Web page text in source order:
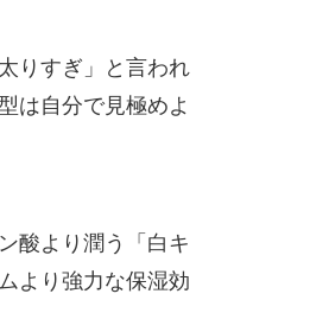
りすぎ」と言われ
は自分で見極めよ
酸より潤う「白キ
より強力な保湿効